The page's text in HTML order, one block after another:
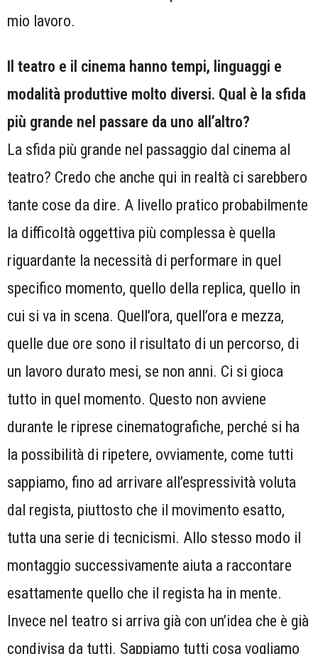
mio lavoro.
Il teatro e il cinema hanno tempi, linguaggi e
modalità produttive molto diversi. Qual è la sfida
più grande nel passare da uno all’altro?
La sfida più grande nel passaggio dal cinema al
teatro? Credo che anche qui in realtà ci sarebbero
tante cose da dire. A livello pratico probabilmente
la difficoltà oggettiva più complessa è quella
riguardante la necessità di performare in quel
specifico momento, quello della replica, quello in
cui si va in scena. Quell’ora, quell’ora e mezza,
quelle due ore sono il risultato di un percorso, di
un lavoro durato mesi, se non anni. Ci si gioca
tutto in quel momento. Questo non avviene
durante le riprese cinematografiche, perché si ha
la possibilità di ripetere, ovviamente, come tutti
sappiamo, fino ad arrivare all’espressività voluta
dal regista, piuttosto che il movimento esatto,
tutta una serie di tecnicismi. Allo stesso modo il
montaggio successivamente aiuta a raccontare
esattamente quello che il regista ha in mente.
Invece nel teatro si arriva già con un’idea che è già
condivisa da tutti. Sappiamo tutti cosa vogliamo